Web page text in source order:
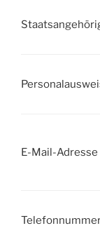
E-Mail-Adresse